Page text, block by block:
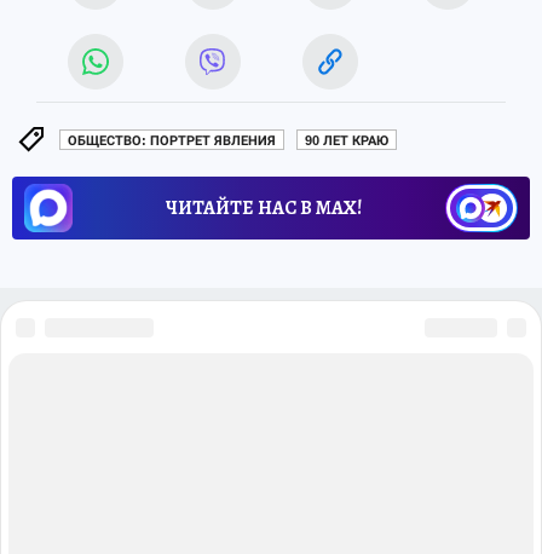
ОБЩЕСТВО: ПОРТРЕТ ЯВЛЕНИЯ 90 ЛЕТ КРАЮ
ЧИТАЙТЕ НАС В МАХ!